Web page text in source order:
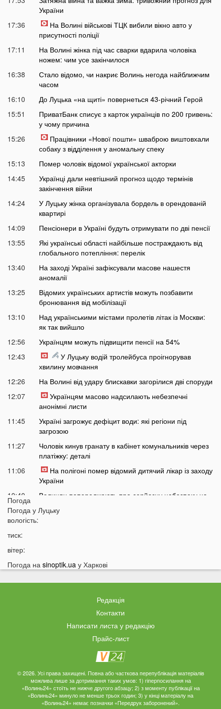
України
17:36
На Волині військові ТЦК вибили вікно авто у
присутності поліції
17:11
На Волині жінка під час сварки вдарила чоловіка
ножем: чим усе закінчилося
16:38
Стало відомо, чи накриє Волинь негода найближчим
часом
16:10
До Луцька «на щиті» повернеться 43-річний Герой
15:51
ПриватБанк списує з карток українців по 200 гривень:
у чому причина
15:26
Працівники «Нової пошти» шваброю виштовхали
собаку з відділення у аномальну спеку
15:13
Помер чоловік відомої української акторки
14:45
Українці дали невтішний прогноз щодо термінів
закінчення війни
14:24
У Луцьку жінка організувала бордель в орендованій
квартирі
14:09
Пенсіонери в Україні будуть отримувати по дві пенсії
13:55
Які українські області найбільше постраждають від
глобального потепління: перелік
13:40
На заході Україні зафіксували масове нашестя
аномалії
13:25
Відомих українських артистів можуть позбавити
бронювання від мобілізації
13:10
Над українськими містами пролетів літак із Москви:
як так вийшло
12:56
Українцям можуть підвищити пенсії на 54%
12:43
У Луцьку водій тролейбуса проігнорував
хвилину мовчання
12:26
На Волині від удару блискавки загорілися дві споруди
12:07
Українцям масово надсилають небезпечні
анонімні листи
11:45
Україні загрожує дефіцит води: які регіони під
загрозою
11:27
Чоловік кинув гранату в кабінет комунальників через
платіжку: деталі
11:06
На полігоні помер відомий дитячий лікар із заходу
України
10:40
Волинян попереджають про серйозну небезпеку на
10:15
На війні загинули двоє військових з Волині
На Луцьк насувається гроза
Біля Луцька негода наробила біди: волиняни
публікують наслідки у мережі
Астрологи назвали знаки Зодіаку, для яких серпень
Врожай під загрозою: як врятувати город від
аномальної спеки
19:15
Українців закликали зробити запаси цих товарів:
повний перелік
Погода
Погода у Луцьку
вологість:
тиск:
вітер:
Погода на sinoptik.ua у Харкові
Редакція
Контакти
Написати листа у редакцію
Прайс-лист
© 2026. Усі права захищені. Повна або часткова перепублікація матеріалів
можлива лише за дотримання таких умов: 1) гіперпосилання на
«Волинь24» стоїть не нижче другого абзацу; 2) з моменту публікації на
«Волинь24» минуло не менше трьох годин; 3) у кінці матеріалу на
«Волинь24» немає позначки «Передрук заборонений».